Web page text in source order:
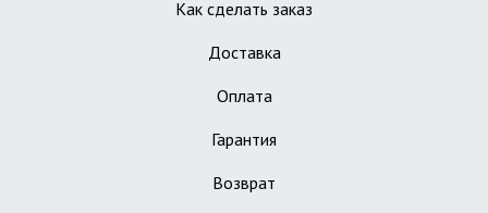
Как сделать заказ
Доставка
Оплата
Гарантия
Возврат